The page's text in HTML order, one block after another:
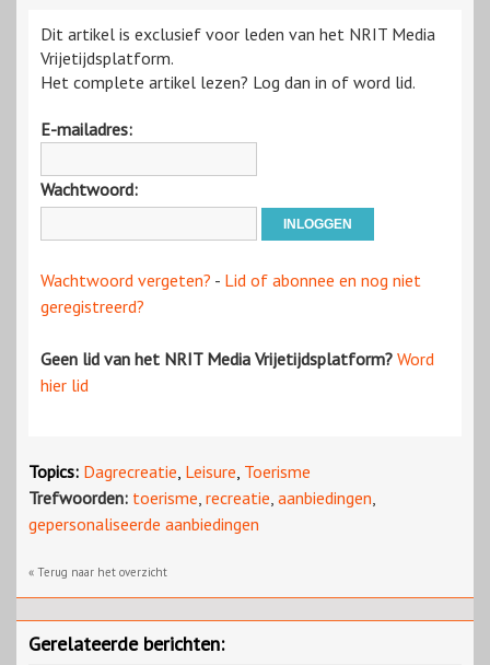
Dit artikel is exclusief voor leden van het NRIT Media
Vrijetijdsplatform.
Het complete artikel lezen? Log dan in of word lid.
E-mailadres:
Wachtwoord:
Wachtwoord vergeten? - Lid of abonnee en nog niet
geregistreerd?
Geen lid van het NRIT Media Vrijetijdsplatform? Word
hier lid
Topics: Dagrecreatie, Leisure, Toerisme
Trefwoorden: toerisme, recreatie, aanbiedingen,
gepersonaliseerde aanbiedingen
« Terug naar het overzicht
Gerelateerde berichten: